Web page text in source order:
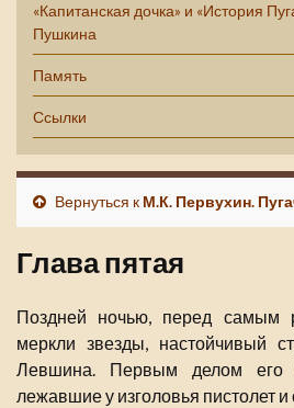
«Капитанская дочка» и «История
Пушкина
Память
Ссылки
Вернуться к М.К. Первухин.
Глава пятая
Поздней ночью, перед самым
меркли звезды, настойчивый
Левшина. Первым делом его
лежавшие у изголовья пистолет и